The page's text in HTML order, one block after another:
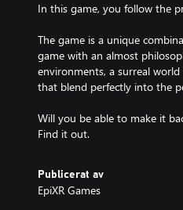
In this game, you follow the
The game is a unique
game with an almost
environments, a surreal
that blend perfectly into the
Will you be able to make it
Find it out.
Publicerat av
EpiXR Games